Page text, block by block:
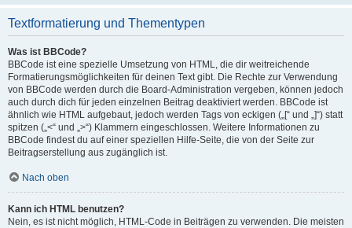
Textformatierung und Thementypen
Was ist BBCode?
BBCode ist eine spezielle Umsetzung von HTML, die dir weitreichende
Formatierungsmöglichkeiten für deinen Text gibt. Die Rechte zur Verwendung
von BBCode werden durch die Board-Administration vergeben, können jedoch
auch durch dich für jeden einzelnen Beitrag deaktiviert werden. BBCode ist
ähnlich wie HTML aufgebaut, jedoch werden Tags von eckigen („[“ und „]“) statt
spitzen („<“ und „>“) Klammern eingeschlossen. Weitere Informationen zu
BBCode findest du auf einer speziellen Hilfe-Seite, die von der Seite zur
Beitragserstellung aus zugänglich ist.
Nach oben
Kann ich HTML benutzen?
Nein, es ist nicht möglich, HTML-Code in Beiträgen zu verwenden. Die meisten